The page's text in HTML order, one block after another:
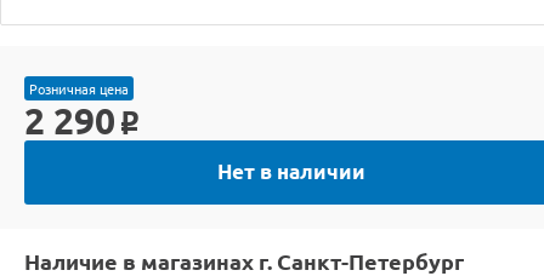
Розничная цена
2 290 o
Нет в наличии
Наличие в магазинах г. Санкт-Петербург